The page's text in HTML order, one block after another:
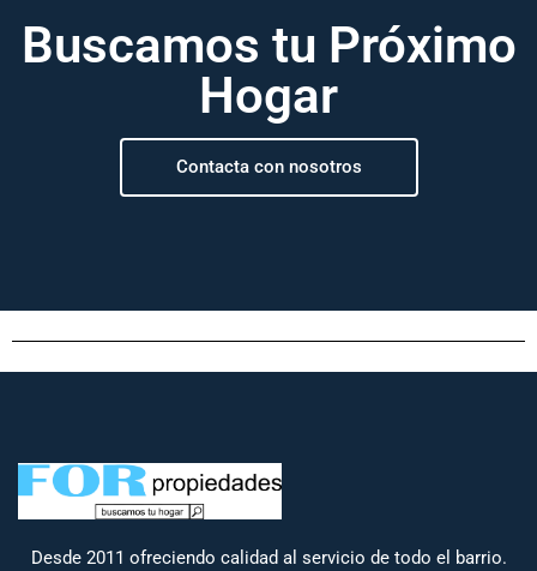
Buscamos tu Próximo
Hogar
Contacta con nosotros
Desde 2011 ofreciendo calidad al servicio de todo el barrio.